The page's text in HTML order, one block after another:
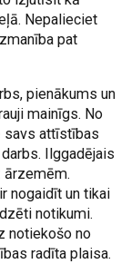
Nepalieciet
pat
pienākums un
mainīgs. No
savs attīstības
Ilggadējais
ārzemēm.
nogaidīt un tikai
notikumi.
notiekošo no
radīta plaisa.